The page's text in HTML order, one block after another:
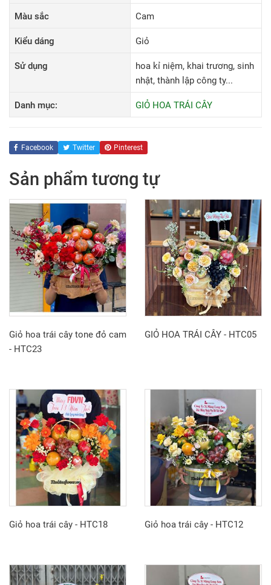
Màu sắc Cam
Kiểu dáng Giỏ
Sử dụng
hoa kỉ niệm, khai trương, sinh
nhật, thành lập công ty...
Danh mục: GIỎ HOA TRÁI CÂY
Facebook Twitter Pinterest
Sản phẩm tương tự
Giỏ hoa trái cây tone đỏ cam
- HTC23
GIỎ HOA TRÁI CÂY - HTC05
Giỏ hoa trái cây - HTC18 Giỏ hoa trái cây - HTC12